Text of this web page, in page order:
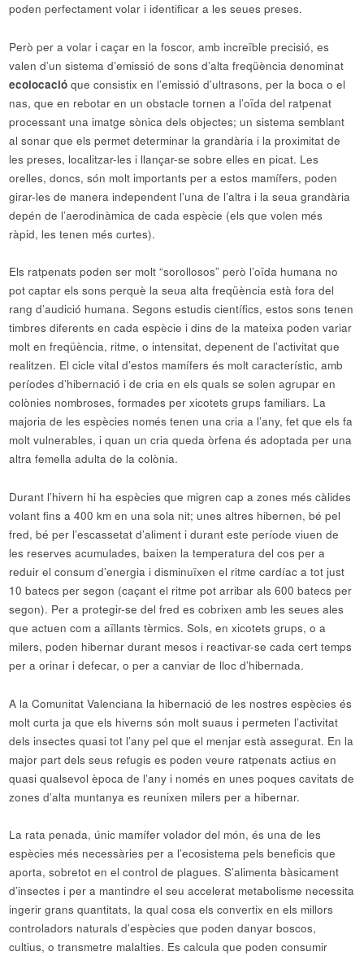
poden perfectament volar i identificar a les seues preses.
Però per a volar i caçar en la foscor, amb increïble precisió, es
valen d’un sistema d’emissió de sons d’alta freqüència denominat
ecolocació que consistix en l’emissió d’ultrasons, per la boca o el
nas, que en rebotar en un obstacle tornen a l’oïda del ratpenat
processant una imatge sònica dels objectes; un sistema semblant
al sonar que els permet determinar la grandària i la proximitat de
les preses, localitzar-les i llançar-se sobre elles en picat. Les
orelles, doncs, són molt importants per a estos mamífers, poden
girar-les de manera independent l’una de l’altra i la seua grandària
depén de l’aerodinàmica de cada espècie (els que volen més
ràpid, les tenen més curtes).
Els ratpenats poden ser molt “sorollosos” però l’oïda humana no
pot captar els sons perquè la seua alta freqüència està fora del
rang d’audició humana. Segons estudis científics, estos sons tenen
timbres diferents en cada espècie i dins de la mateixa poden variar
molt en freqüència, ritme, o intensitat, depenent de l’activitat que
realitzen. El cicle vital d’estos mamífers és molt característic, amb
períodes d’hibernació i de cria en els quals se solen agrupar en
colònies nombroses, formades per xicotets grups familiars. La
majoria de les espècies només tenen una cria a l’any, fet que els fa
molt vulnerables, i quan un cria queda òrfena és adoptada per una
altra femella adulta de la colònia.
Durant l’hivern hi ha espècies que migren cap a zones més càlides
volant fins a 400 km en una sola nit; unes altres hibernen, bé pel
fred, bé per l’escassetat d’aliment i durant este període viuen de
les reserves acumulades, baixen la temperatura del cos per a
reduir el consum d’energia i disminuïxen el ritme cardíac a tot just
10 batecs per segon (caçant el ritme pot arribar als 600 batecs per
segon). Per a protegir-se del fred es cobrixen amb les seues ales
que actuen com a aïllants tèrmics. Sols, en xicotets grups, o a
milers, poden hibernar durant mesos i reactivar-se cada cert temps
per a orinar i defecar, o per a canviar de lloc d’hibernada.
A la Comunitat Valenciana la hibernació de les nostres espècies és
molt curta ja que els hiverns són molt suaus i permeten l’activitat
dels insectes quasi tot l’any pel que el menjar està assegurat. En la
major part dels seus refugis es poden veure ratpenats actius en
quasi qualsevol època de l’any i només en unes poques cavitats de
zones d’alta muntanya es reunixen milers per a hibernar.
La rata penada, únic mamífer volador del món, és una de les
espècies més necessàries per a l’ecosistema pels beneficis que
aporta, sobretot en el control de plagues. S’alimenta bàsicament
d’insectes i per a mantindre el seu accelerat metabolisme necessita
ingerir grans quantitats, la qual cosa els convertix en els millors
controladors naturals d’espècies que poden danyar boscos,
cultius, o transmetre malalties. Es calcula que poden consumir